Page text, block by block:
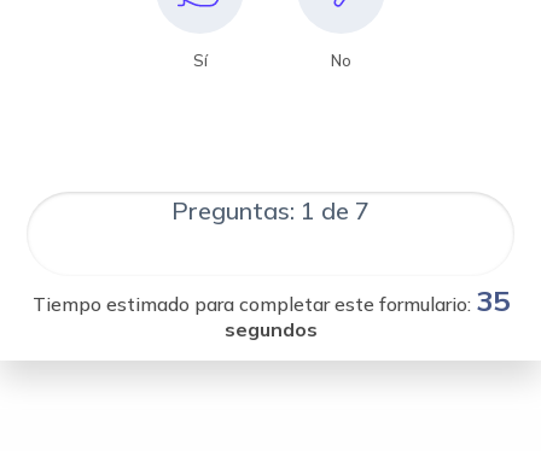
Sí No
Preguntas: 1 de 7
Tiempo estimado para completar este formulario: 35
segundos